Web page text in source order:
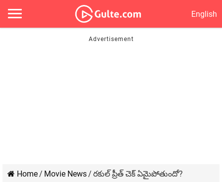
English
Home/ Movie News/ రకుల్ ప్రీత్ చెక్ ఏమైపోతుందో?